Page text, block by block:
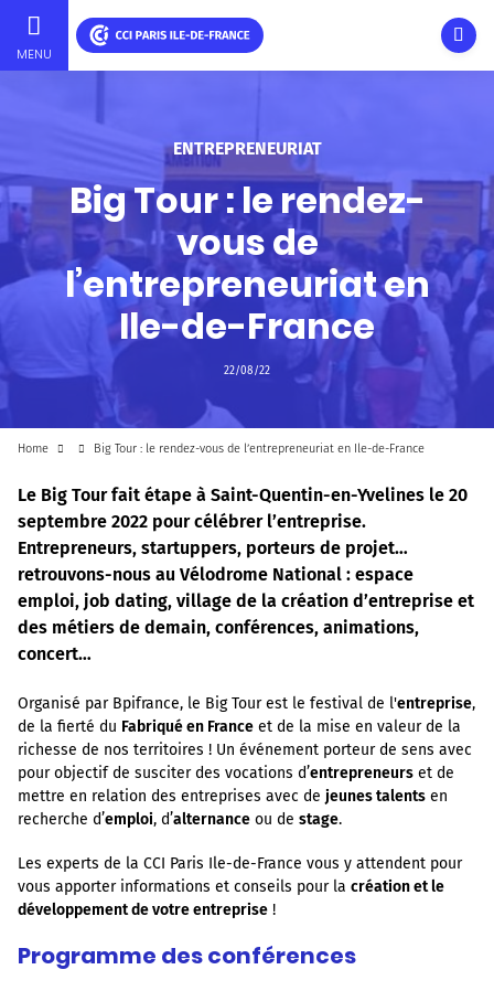
MENU
ENTREPRENEURIAT
Big Tour : le rendez-
vous de
l’entrepreneuriat en
Ile-de-France
22/08/22
Home Big Tour : le rendez-vous de l’entrepreneuriat en Ile-de-France
Le Big Tour fait étape à Saint-Quentin-en-Yvelines le 20
septembre 2022 pour célébrer l’entreprise.
Entrepreneurs, startuppers, porteurs de projet…
retrouvons-nous au Vélodrome National : espace
emploi, job dating, village de la création d’entreprise et
des métiers de demain, conférences, animations,
concert…
Organisé par Bpifrance, le Big Tour est le festival de l'entreprise,
de la fierté du Fabriqué en France et de la mise en valeur de la
richesse de nos territoires ! Un événement porteur de sens avec
pour objectif de susciter des vocations d’entrepreneurs et de
mettre en relation des entreprises avec de jeunes talents en
recherche d’emploi, d’alternance ou de stage.
Les experts de la CCI Paris Ile-de-France vous y attendent pour
vous apporter informations et conseils pour la création et le
développement de votre entreprise !
Programme des conférences